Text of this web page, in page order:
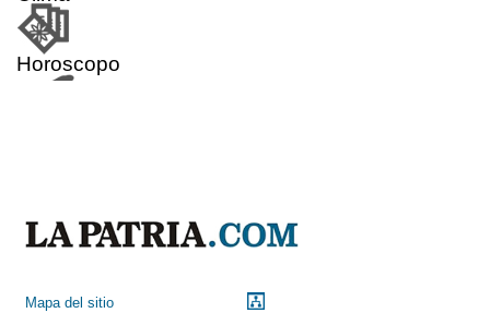
Horoscopo
Mapa del sitio